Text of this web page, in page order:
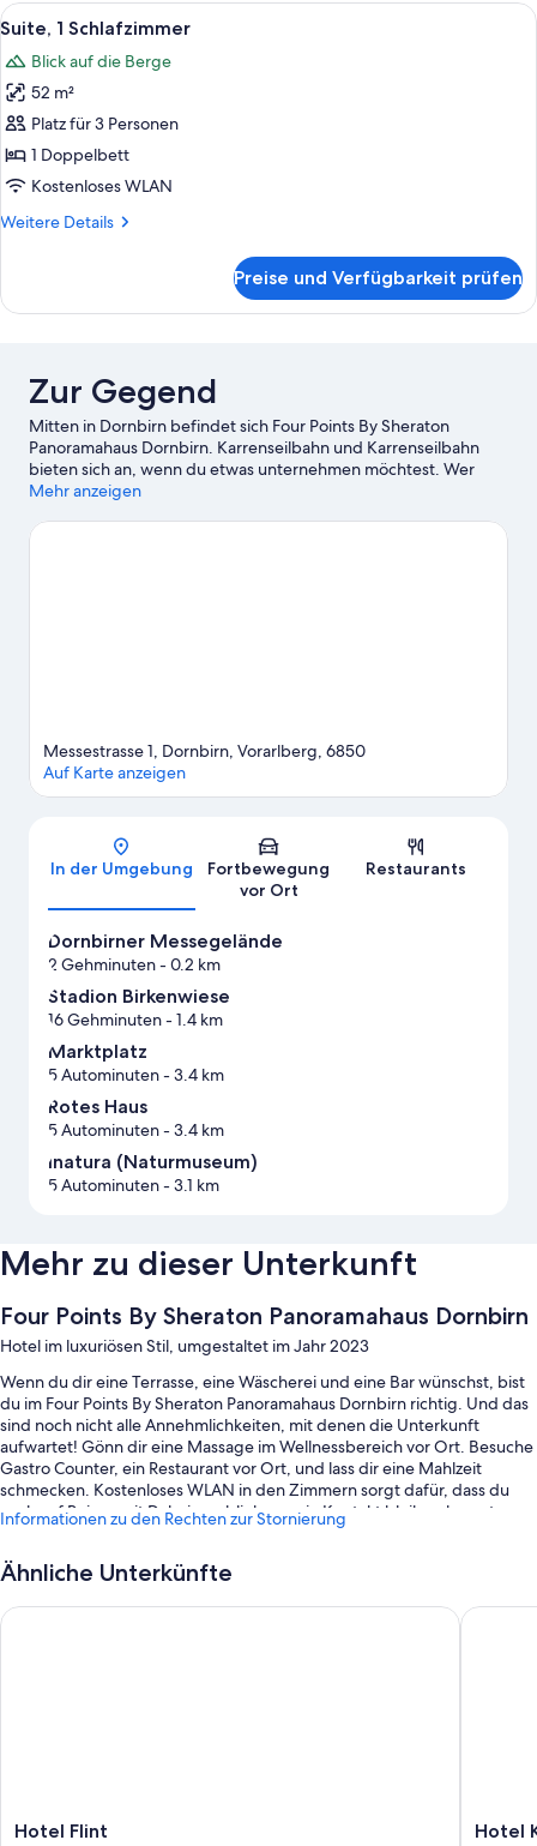
Schlafzimmer
Alle
Fotos
für
Suite,
1
Schlafzimmer
anzeigen
Ein modernes Wohnzimmer mit
6
Suite, 1 Schlafzimmer
Blick auf die Berge
52 m²
Platz für 3 Personen
1 Doppelbett
Kostenloses WLAN
Weitere Details
Weitere
1
Preise und Verfügbarkeit prüfen
Zur Gegend
Mitten in Dornbirn befindet sich Four Points By Sheraton
Panoramahaus Dornbirn. Karrenseilbahn und Karrenseilbahn
bieten sich an, wenn du etwas unternehmen möchtest. Wer
gerne shoppen geht, kommt hier auf seine Kosten: GWL
Ebenfalls einen Besuch wert sind diese beiden Highlights:
Mehr anzeigen
Karte
Messestrasse 1, Dornbirn, Vorarlberg, 6850
Auf Karte anzeigen
In der Umgebung
Fortbewegung
vor Ort
Restaurants
Dornbirner Messegelände
2 Gehminuten- 0.2 km
Stadion Birkenwiese
16 Gehminuten- 1.4 km
Marktplatz
5 Autominuten- 3.4 km
Rotes Haus
5 Autominuten- 3.4 km
Inatura (Naturmuseum)
5 Autominuten- 3.1 km
Mehr zu dieser Unterkunft
Four Points By Sheraton Panoramahaus Dornbirn
Hotel im luxuriösen Stil, umgestaltet im Jahr 2023
Wenn du dir eine Terrasse, eine Wäscherei und eine Bar wünschst, bist
du im Four Points By Sheraton Panoramahaus Dornbirn richtig. Und das
sind noch nicht alle Annehmlichkeiten, mit denen die Unterkunft
aufwartet! Gönn dir eine Massage im Wellnessbereich vor Ort. Besuche
Gastro Counter, ein Restaurant vor Ort, und lass dir eine Mahlzeit
schmecken. Kostenloses WLAN in den Zimmern sorgt dafür, dass du
auch auf Reisen mit Daheimgebliebenen in Kontakt bleiben kannst.
Außerdem können sich Gäste auf einen Fitnessbereich und ein rund um
Personal der Unterkunft zu schätzen.
Informationen zu den Rechten zur Stornierung
Ähnliche Unterkünfte
Hotel
Hotel Flint
Hotel Flint
Hotel
Hotel
Hotel